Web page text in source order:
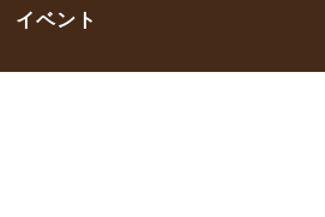
イベント